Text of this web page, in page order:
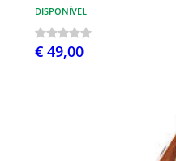
DISPONÍVEL
€ 49,00